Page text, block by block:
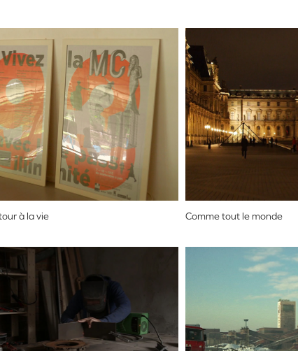
à la vie Comme tout le monde